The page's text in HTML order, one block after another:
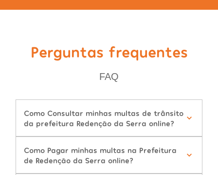
Perguntas frequentes
FAQ
Como Consultar minhas multas de trânsito
da prefeitura Redenção da Serra online?
Como Pagar minhas multas na Prefeitura
de Redenção da Serra online?